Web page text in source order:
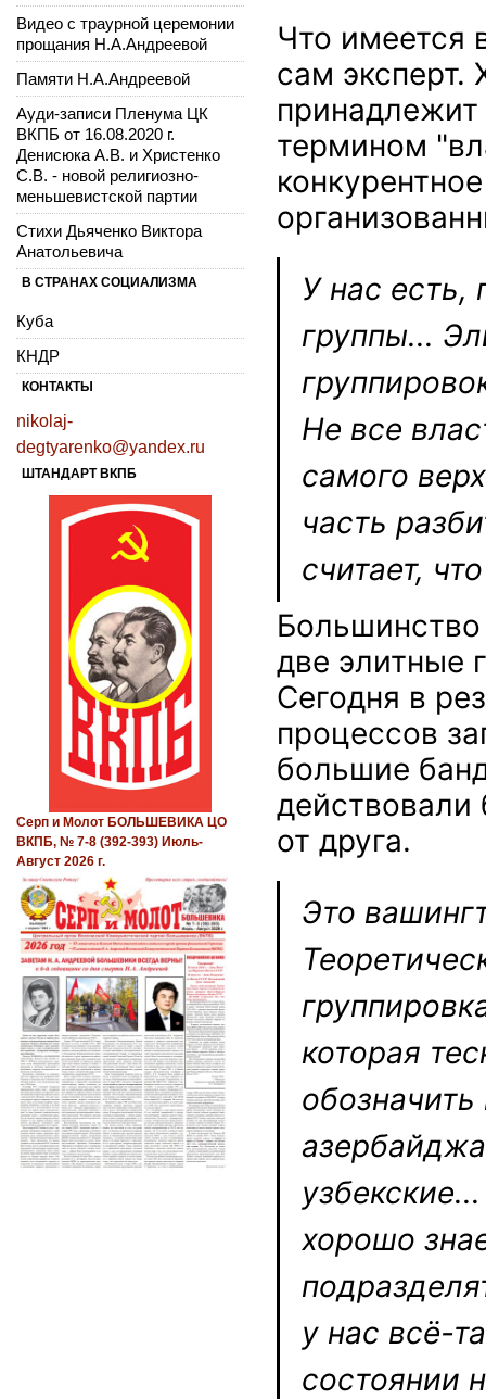
Что имеется
сам эксперт.
принадлежит
термином
У нас есть,
группы...
Не все
самого
часть
считает,
две элитные
Сегодня в
процессов
большие
действовали
от друга.
Это
которая
хорошо
у нас всё-
состоянии
Видео с траурной церемонии
прощания Н.А.Андреевой
Памяти Н.А.Андреевой
Ауди-записи Пленума ЦК
ВКПБ от 16.08.2020 г.
Денисюка А.В. и Христенко
С.В. - новой религиозно-
меньшевистской партии
Стихи Дьяченко Виктора
Анатольевича
В СТРАНАХ СОЦИАЛИЗМА
Куба
КНДР
КОНТАКТЫ
nikolaj-
degtyarenko@yandex.ru
ШТАНДАРТ ВКПБ
Серп и Молот БОЛЬШЕВИКА ЦО
ВКПБ, № 7-8 (392-393) Июль-
Август 2026 г.